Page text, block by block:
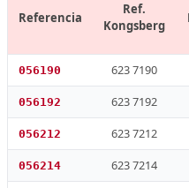
Referencia
Ref.
Kongsberg
056190 623 7190
056192 623 7192
056212 623 7212
056214 623 7214